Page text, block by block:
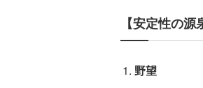
【安定性の源
野望